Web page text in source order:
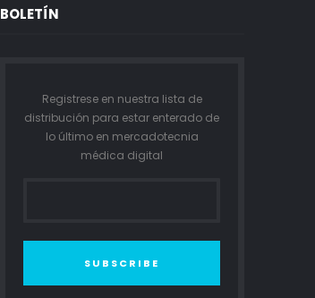
BOLETÍN
Registrese en nuestra lista de
distribución para estar enterado de
lo último en mercadotecnia
médica digital
SUBSCRIBE